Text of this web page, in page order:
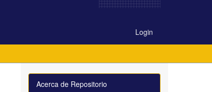
Login
Acerca de Repositorio